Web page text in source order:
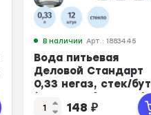
В наличии Арт.: 1883445
Вода питьевая
Деловой Стандарт
0,33 негаз, стек/бут
(LEGEND of BAIKAL)
148 ₽